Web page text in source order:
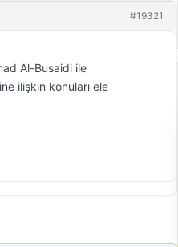
#19321
Al-Busaidi ile
ilişkin konuları ele